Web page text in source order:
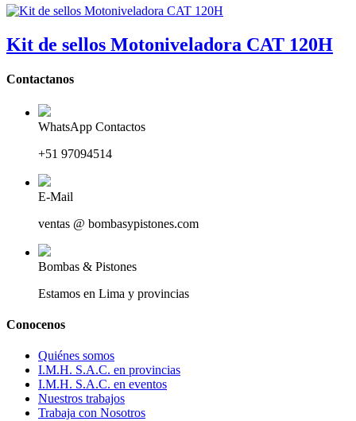
Kit de sellos Motoniveladora CAT 120H
Contactanos
WhatsApp Contactos
+51 97094514
E-Mail
ventas @ bombasypistones.com
Bombas & Pistones
Estamos en Lima y provincias
Conocenos
Quiénes somos
I.M.H. S.A.C. en provincias
I.M.H. S.A.C. en eventos
Nuestros trabajos
Trabaja con Nosotros